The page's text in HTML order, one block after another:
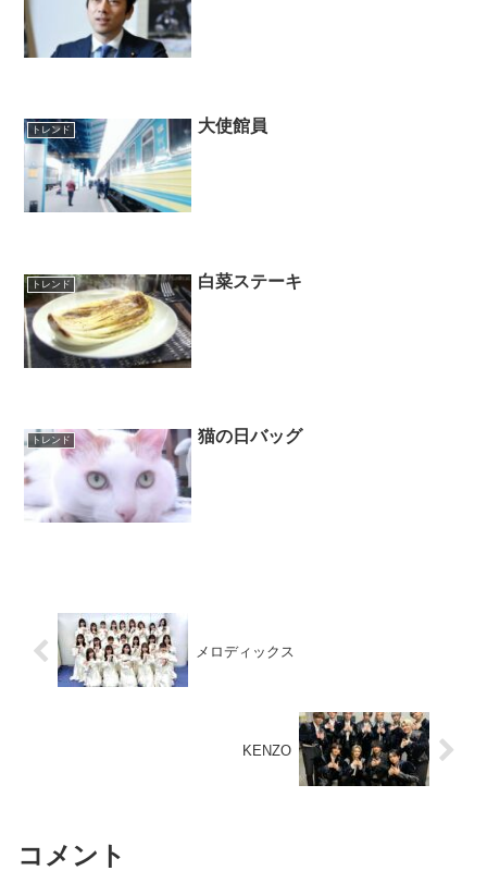
トレンド 大使館員
トレンド 白菜ステーキ
トレンド 猫の日バッグ
メロディックス
KENZO
コメント